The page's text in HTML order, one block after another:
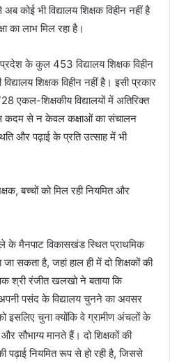
कोई भी विद्यालय शिक्षक विहीन नहीं है
का लाभ मिल रहा है।
के कुल 453 विद्यालय शिक्षक विहीन
शिक्षक विहीन नहीं है। इसी प्रकार
शिक्षकीय विद्यालयों में अतिरिक्त
कदम से न केवल कक्षाओं का संचालन
और पढ़ाई के प्रति उत्साह में भी
मैनपाट विकासखंड स्थित प्राथमिक
सकता है, जहां हाल ही में दो शिक्षकों की
श्री रंजीत खलखो ने बताया कि
पसंद के विद्यालय चुनने का अवसर
इसलिए चुना क्योंकि वे ग्रामीण अंचलों के
सौभाग्य मानते हैं। दो शिक्षकों की
पढ़ाई नियमित रूप से हो रही है, जिससे